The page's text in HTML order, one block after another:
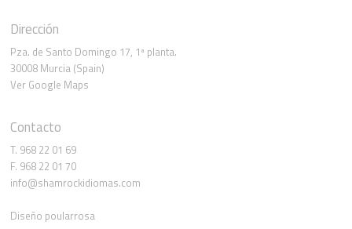
Dirección
Pza. de Santo Domingo 17, 1ª planta.
30008 Murcia (Spain)
Ver Google Maps
Contacto
T. 968 22 01 69
F. 968 22 01 70
info@shamrockidiomas.com
Diseño poularrosa